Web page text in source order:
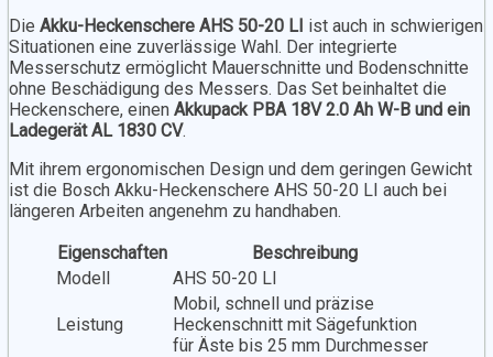
Die Akku-Heckenschere AHS 50-20 LI ist auch in schwierigen
Situationen eine zuverlässige Wahl. Der integrierte
Messerschutz ermöglicht Mauerschnitte und Bodenschnitte
ohne Beschädigung des Messers. Das Set beinhaltet die
Heckenschere, einen Akkupack PBA 18V 2.0 Ah W-B und ein
Ladegerät AL 1830 CV.
Mit ihrem ergonomischen Design und dem geringen Gewicht
ist die Bosch Akku-Heckenschere AHS 50-20 LI auch bei
längeren Arbeiten angenehm zu handhaben.
Eigenschaften
Beschreibung
Modell
AHS 50-20 LI
Leistung
Mobil, schnell und präzise
Heckenschnitt mit Sägefunktion
für Äste bis 25 mm Durchmesser